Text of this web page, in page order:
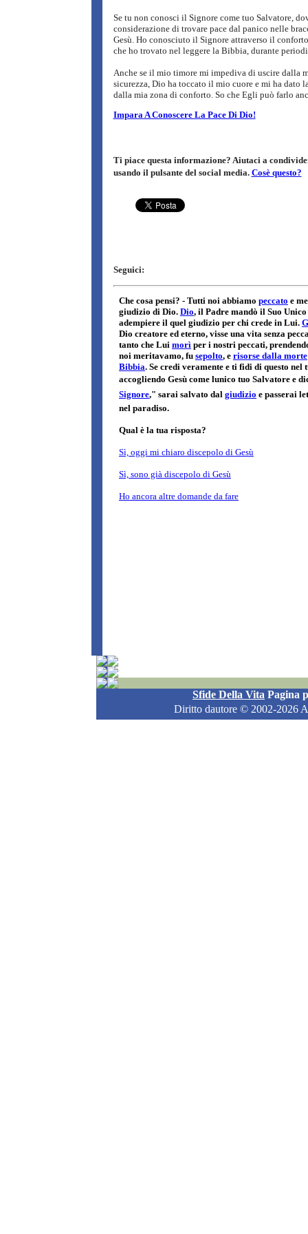
Se tu non conosci il Signore come tuo Salvatore,
considerazione di trovare pace dal panico nelle
Gesù. Ho conosciuto il Signore attraverso il
che ho trovato nel leggere la Bibbia, durante
Anche se il mio timore mi impediva di uscire dalla
sicurezza, Dio ha toccato il mio cuore e mi ha dato
dalla mia zona di conforto. So che Egli può farlo
Impara A Conoscere La Pace Di Dio!
Ti piace questa informazione? Aiutaci a
usando il pulsante del social media. Cosè questo?
Seguici:
Sfide Della Vita Pagina
Diritto dautore © 2002-2026